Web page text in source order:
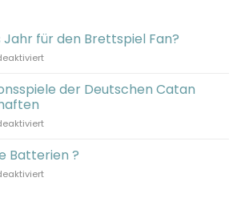
Jahr für den Brettspiel Fan?
für
–
Das
für
Brettspiel
der Deutschen Catan
für
der
Deutschen
Catan
Batterien ?
für